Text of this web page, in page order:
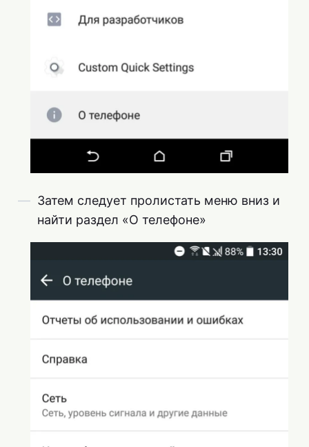
Затем следует пролистать меню вниз и
найти раздел «О телефоне»